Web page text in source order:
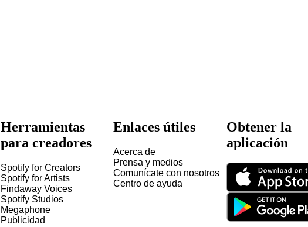
Herramientas
para creadores
Spotify for Creators
Spotify for Artists
Findaway Voices
Spotify Studios
Megaphone
Publicidad
Enlaces útiles
Acerca de
Prensa y medios
Comunícate con nosotros
Centro de ayuda
Obtener la
aplicación